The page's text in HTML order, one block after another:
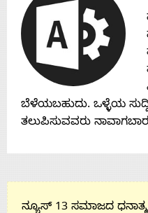
Contact
Us
ಬೆಳೆಯಬಹುದು. ಒಳ್ಳೆಯ
ತಲುಪಿಸುವವರು
ನ್ಯೂಸ್ 13 ಸಮಾಜದ